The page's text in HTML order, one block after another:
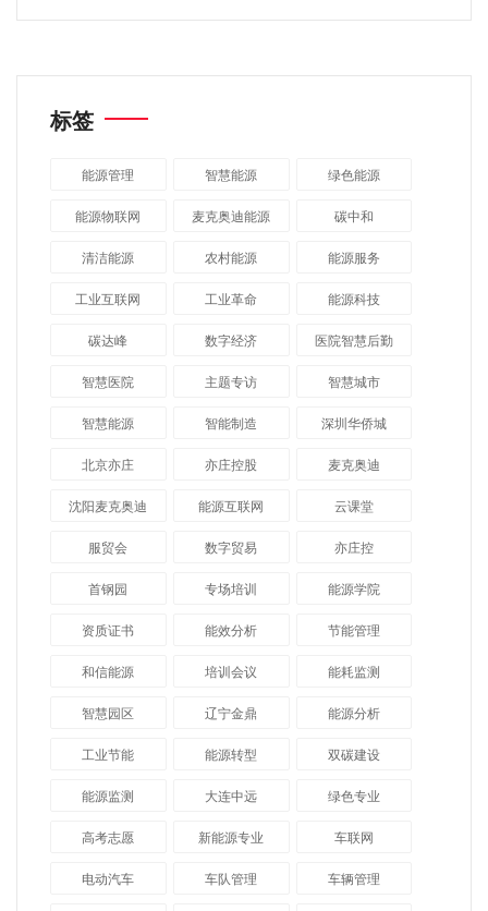
标签
能源管理 智慧能源 绿色能源
能源物联网 麦克奥迪能源 碳中和
清洁能源 农村能源 能源服务
工业互联网 工业革命 能源科技
碳达峰 数字经济 医院智慧后勤
智慧医院 主题专访 智慧城市
​智慧能源 智能制造 深圳华侨城
北京亦庄 亦庄控股 麦克奥迪
沈阳麦克奥迪 能源互联网 云课堂
服贸会 数字贸易 亦庄控
首钢园 专场培训 能源学院
资质证书 能效分析 节能管理
和信能源 培训会议 能耗监测
智慧园区 辽宁金鼎 能源分析
工业节能 能源转型 双碳建设
能源监测 大连中远 绿色专业
高考志愿 新能源专业 车联网
电动汽车 车队管理 车辆管理